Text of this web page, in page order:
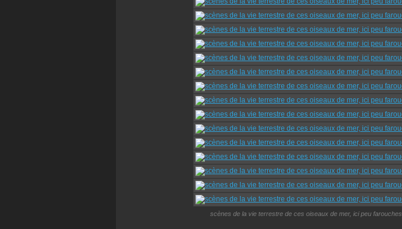
scènes de la vie terrestre de ces oiseaux de mer, ici peu farouches